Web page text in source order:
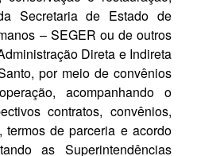
Secretaria de Estado de
– SEGER ou de outros
Direta e Indireta
por meio de convênios
acompanhando o
contratos, convênios,
termos de parceria e acordo
as Superintendências